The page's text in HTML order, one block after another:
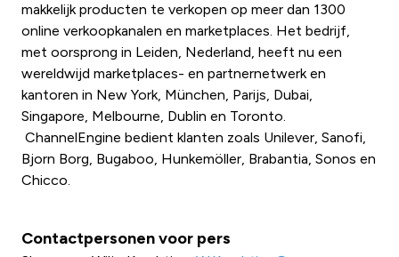
makkelijk producten te verkopen op meer dan 1300
online verkoopkanalen en marketplaces. Het bedrijf,
met oorsprong in Leiden, Nederland, heeft nu een
wereldwijd marketplaces- en partnernetwerk en
kantoren in New York, München, Parijs, Dubai,
Singapore, Melbourne, Dublin en Toronto.
ChannelEngine bedient klanten zoals Unilever, Sanofi,
Bjorn Borg, Bugaboo, Hunkemöller, Brabantia, Sonos en
Chicco.
Contactpersonen voor pers